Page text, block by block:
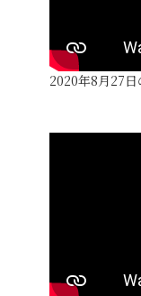
2020年8月27